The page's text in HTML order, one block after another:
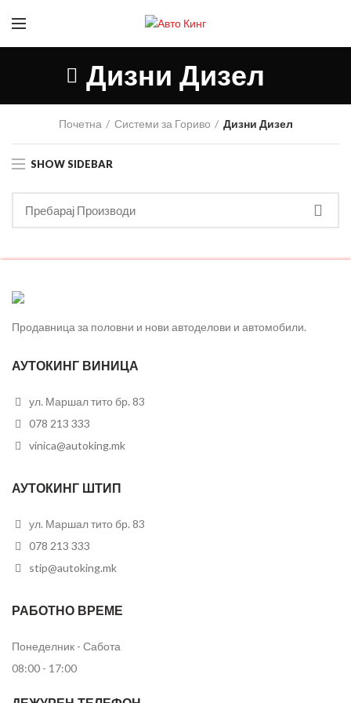
Дизни Дизел
Почетна Системи за Гориво Дизни Дизел
SHOW SIDEBAR
Продавница за половни и нови автоделови и автомобили.
АУТОКИНГ ВИНИЦА
ул. Маршал тито бр. 83
078 213 333
vinica@autoking.mk
АУТОКИНГ ШТИП
ул. Маршал тито бр. 83
078 213 333
stip@autoking.mk
РАБОТНО ВРЕМЕ
Понеделник - Сабота
08:00 - 17:00